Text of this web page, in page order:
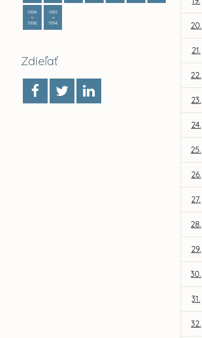
1994
1998
1991
1994
Zdieľať
20.
21.
22.
23.
24.
25.
26.
27.
28.
29.
30.
31.
32.